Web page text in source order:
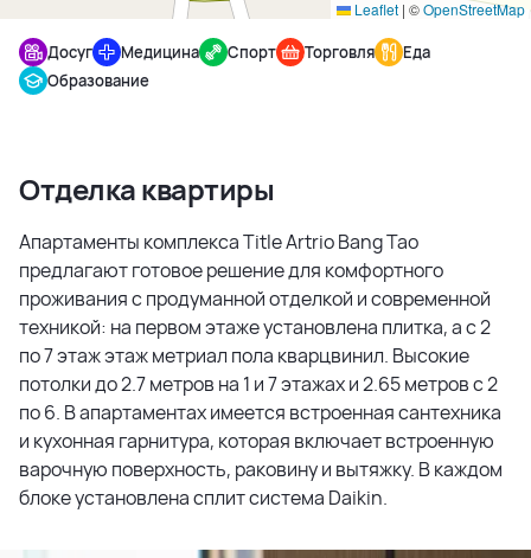
Leaflet | ©OpenStreetMap
Досуг Медицина Спорт Торговля
Еда
Образование
Отделка квартиры
Апартаменты комплекса Title Artrio Bang Tao
предлагают готовое решение для комфортного
проживания с продуманной отделкой и современной
техникой: на первом этаже установлена плитка, а с 2
по 7 этаж этаж метриал пола кварцвинил. Высокие
потолки до 2.7 метров на 1 и 7 этажах и 2.65 метров с 2
по 6. В апартаментах имеется встроенная сантехника
и кухонная гарнитура, которая включает встроенную
варочную поверхность, раковину и вытяжку. В каждом
блоке установлена сплит система Daikin.